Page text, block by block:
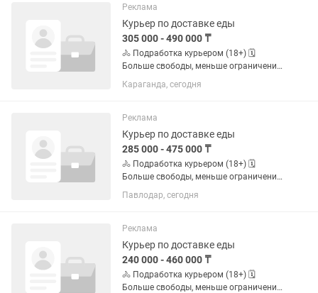
автомобиле ✅ Подходит студентам и
тем, кто...
Реклама
Курьер по доставке еды
305 000 - 490 000 ₸
🚴 Подработка курьером (18+) 🗓️
Больше свободы, меньше ограничений
по графику. ✅ Свободный график ✅
Можно без опыта ✅ Пешком, на
автомобиле ✅ Подходит студентам и
тем, кто...
Караганда, сегодня
Реклама
Курьер по доставке еды
285 000 - 475 000 ₸
🚴 Подработка курьером (18+) 🗓️
Больше свободы, меньше ограничений
по графику. ✅ Свободный график ✅
Можно без опыта ✅ Пешком, на
автомобиле ✅ Подходит студентам и
тем, кто...
Павлодар, сегодня
Реклама
Курьер по доставке еды
240 000 - 460 000 ₸
🚴 Подработка курьером (18+) 🗓️
Больше свободы, меньше ограничений